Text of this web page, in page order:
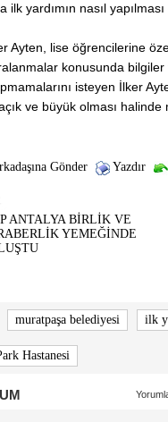
yardımın nasıl yapılması
Ayten, lise öğrencilerine
konusunda
isteyen İlker
ve büyük olması
Gönder Yazdır
ANTALYA BİRLİK VE
YEMEĞİNDE
muratpaşa belediyesi ilk
Hastanesi